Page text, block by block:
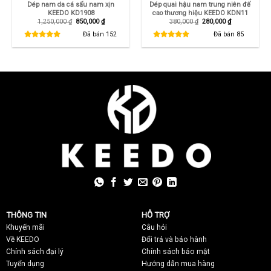
Dép nam da cá sấu nam xịn
KEEDO KD1908
1,250,000₫ Giá
850,000₫Giá
hiện
tại
Đã bán 152
Dép quai hậu nam trung niên đế
cao thương hiệu KEEDO KDN11
380,000₫ Giá
280,000₫Giá
hiện
tại
Đã bán 85
THÔNG TIN
Khuyến mãi
Về KEEDO
Chính sách đại lý
Tuyển dụng
HỖ TRỢ
Câu hỏi
Đổi trả và bảo hành
Chính sách bảo mật
Hướng dẫn mua hàng